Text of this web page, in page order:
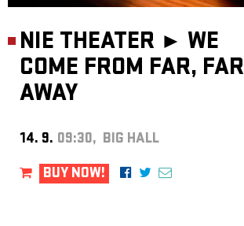
NIE THEATER ► WE
COME FROM FAR, FAR
AWAY
14. 9. 09:30, BIG HALL
BUY NOW!